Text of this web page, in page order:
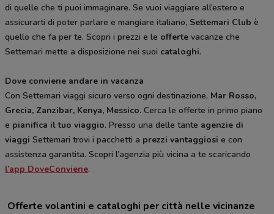
di quelle che ti puoi immaginare. Se vuoi viaggiare all’estero e
assicurarti di poter parlare e mangiare italiano, Settemari Club è
quello che fa per te. Scopri i prezzi e le offerte vacanze che
Settemari mette a disposizione nei suoi cataloghi.
Dove conviene andare in vacanza
Con Settemari viaggi sicuro verso ogni destinazione, Mar Rosso,
Grecia, Zanzibar, Kenya, Messico. Cerca le offerte in primo piano
e pianifica il tuo viaggio. Presso una delle tante agenzie di
viaggi Settemari trovi i pacchetti a prezzi vantaggiosi e con
assistenza garantita. Scopri l’agenzia più vicina a te scaricando
l’app DoveConviene.
Offerte volantini e cataloghi per città nelle vicinanze